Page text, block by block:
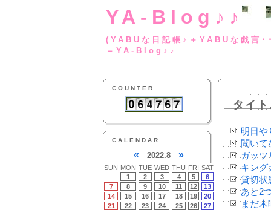
YA-Blog♪♪
(YABUな日記帳♪
＝YA-Blog♪♪
COUNTER
CALENDAR
« 2022.8 »
SUN MON TUE WED THU FRI SAT
-
1 2 3 4 5
6
7
8 9 10 11 12
13
14
15 16 17 18 19
20
21
22 23 24 25 26
27
タイ
明日や
聞いて
ガッツ
キング
貸切状
あと2
まだ